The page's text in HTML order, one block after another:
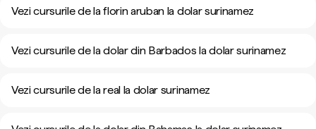
Vezi cursurile de la florin aruban la dolar surinamez
Vezi cursurile de la dolar din Barbados la dolar surinamez
Vezi cursurile de la real la dolar surinamez